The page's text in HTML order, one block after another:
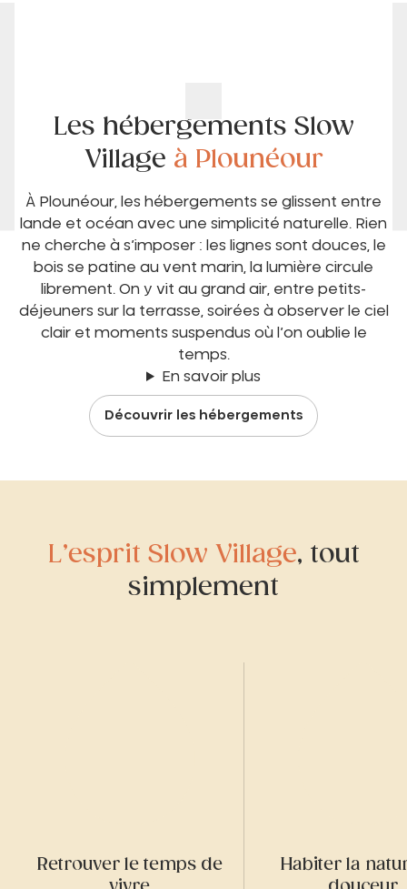
Les hébergements Slow
Village à Plounéour
À Plounéour, les hébergements se glissent entre
lande et océan avec une simplicité naturelle. Rien
ne cherche à s’imposer : les lignes sont douces, le
bois se patine au vent marin, la lumière circule
librement. On y vit au grand air, entre petits-
déjeuners sur la terrasse, soirées à observer le ciel
clair et moments suspendus où l’on oublie le
temps.
En savoir plus
Découvrir les hébergements
L’esprit Slow Village, tout
simplement
Retrouver le temps de
Habiter la